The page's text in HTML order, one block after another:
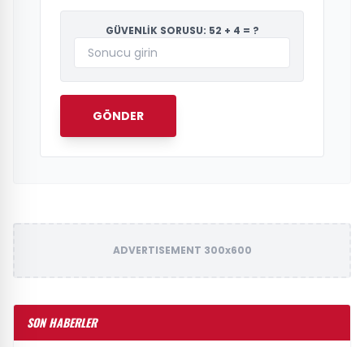
GÜVENLİK SORUSU: 52 + 4 = ?
GÖNDER
ADVERTISEMENT 300x600
SON HABERLER